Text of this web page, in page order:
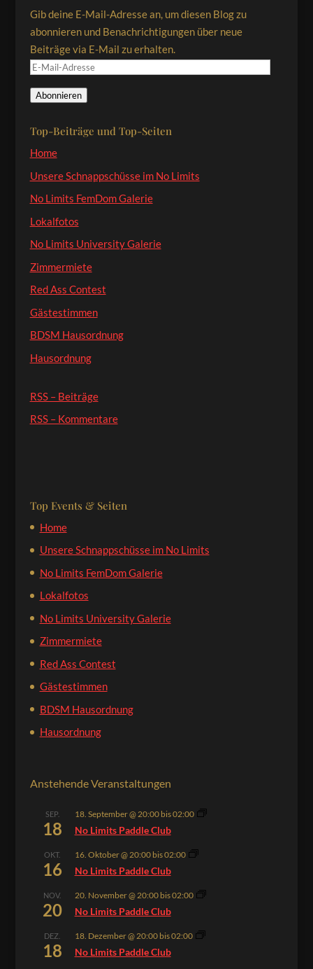
Gib deine E-Mail-Adresse an, um diesen Blog zu
abonnieren und Benachrichtigungen über neue
Beiträge via E-Mail zu erhalten.
E-
Adresse
Abonnieren
Top-Beiträge und Top-Seiten
Home
Unsere Schnappschüsse im No Limits
No Limits FemDom Galerie
Lokalfotos
No Limits University Galerie
Zimmermiete
Red Ass Contest
Gästestimmen
BDSM Hausordnung
Hausordnung
RSS – Beiträge
RSS – Kommentare
Top Events & Seiten
Home
Unsere Schnappschüsse im No Limits
No Limits FemDom Galerie
Lokalfotos
No Limits University Galerie
Zimmermiete
Red Ass Contest
Gästestimmen
BDSM Hausordnung
Hausordnung
Anstehende Veranstaltungen
SEP.
18
18. September @ 20:00bis02:00
No Limits Paddle Club
OKT.
16
16. Oktober @ 20:00bis02:00
No Limits Paddle Club
NOV.
20
20. November @ 20:00bis02:00
No Limits Paddle Club
DEZ.
18
18. Dezember @ 20:00bis02:00
No Limits Paddle Club